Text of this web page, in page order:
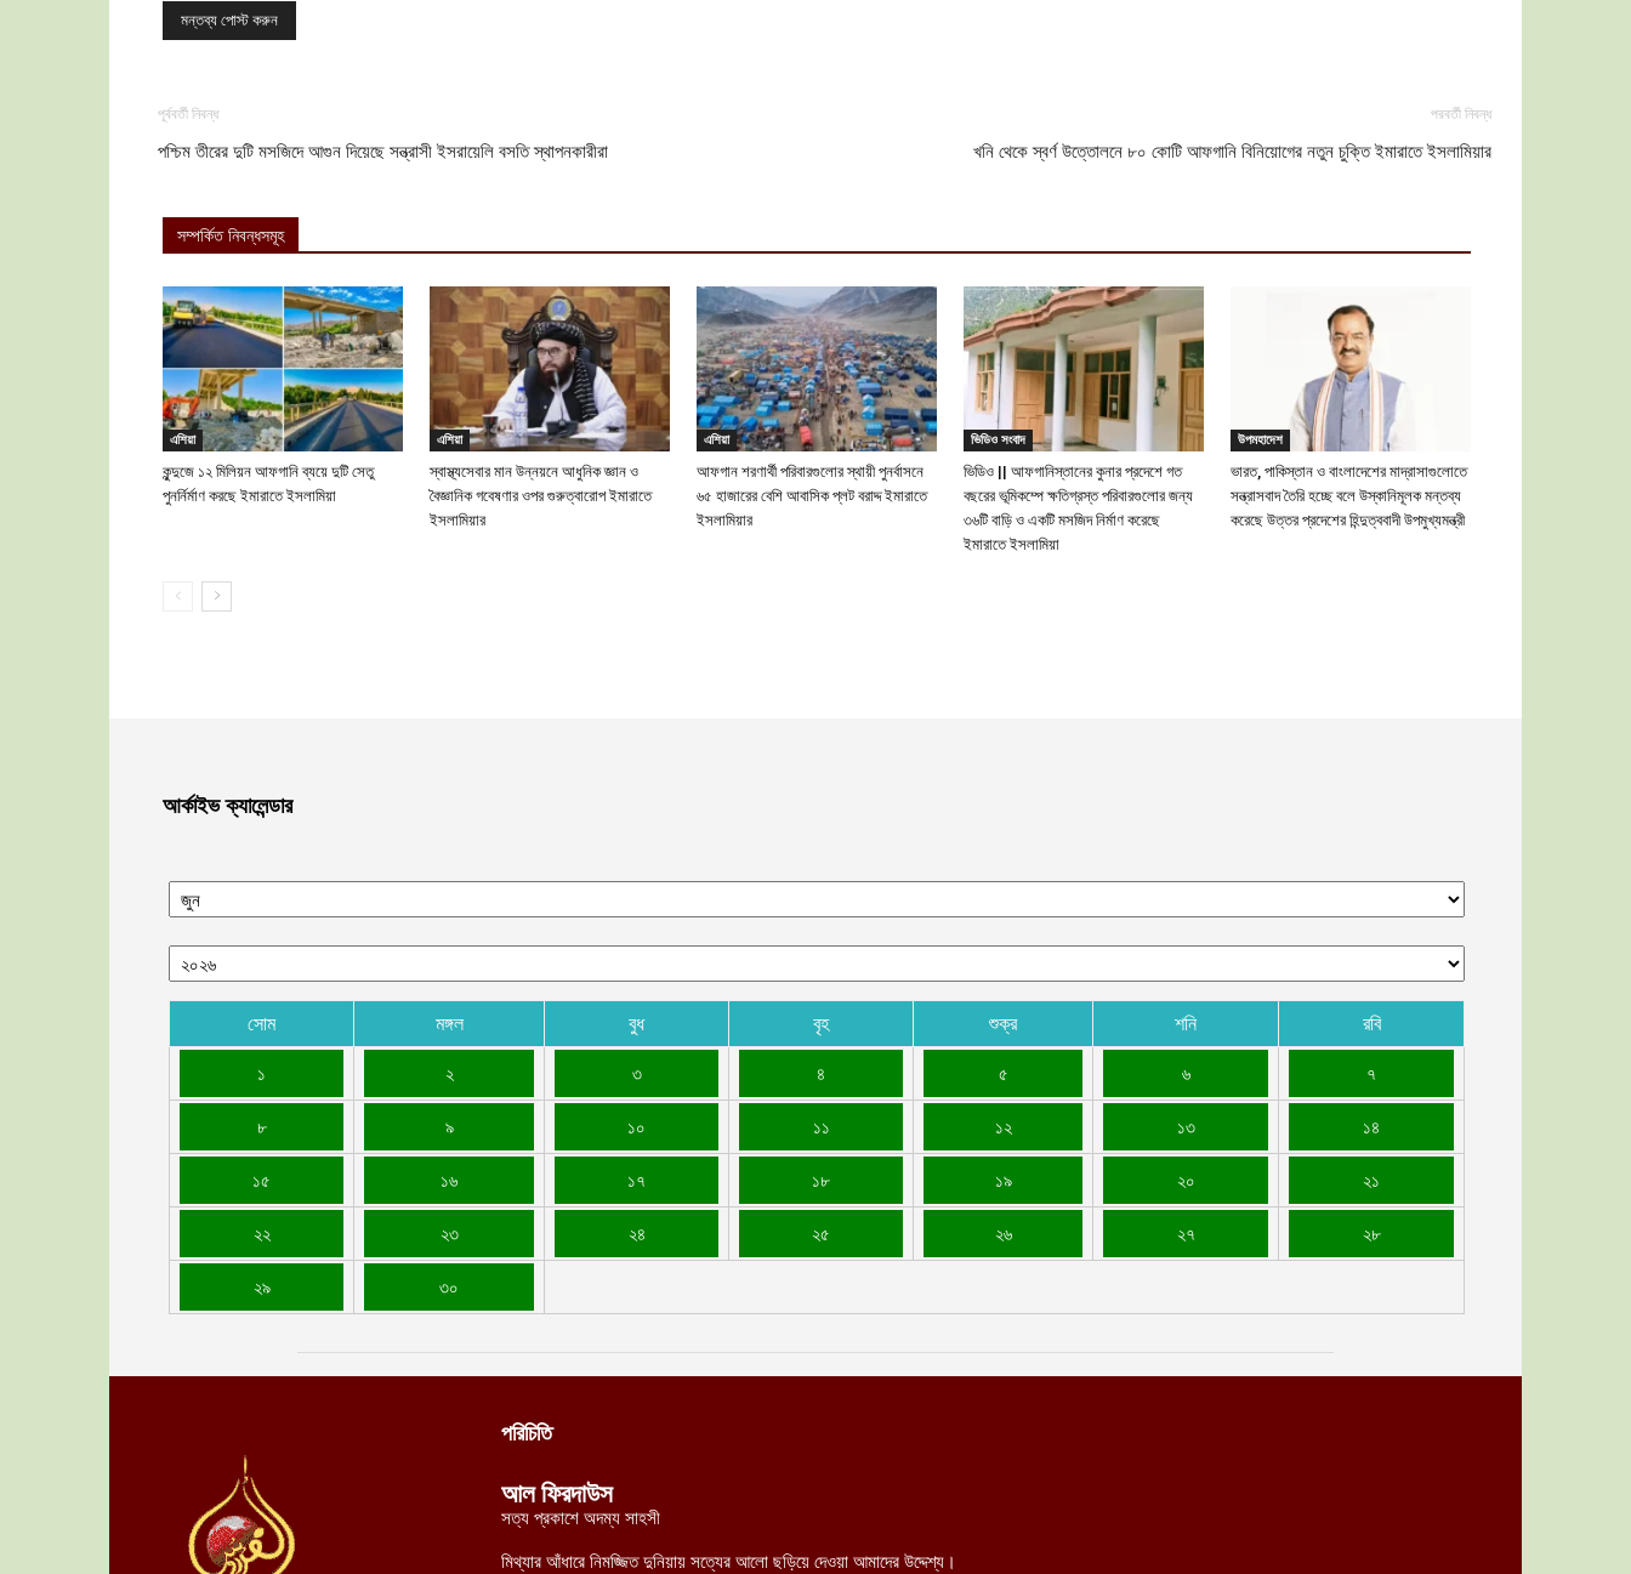
পূর্ববর্তী নিবন্ধ
পশ্চিম তীরের দুটি মসজিদে আগুন দিয়েছে সন্ত্রাসী ইসরায়েলি বসতি স্থাপনকারীরা
পরবর্তী নিবন্ধ
খনি থেকে স্বর্ণ উত্তোলনে ৮০ কোটি আফগানি বিনিয়োগের নতুন চুক্তি ইমারাতে ইসলামিয়ার
সম্পর্কিত নিবন্ধসমূহ
এশিয়া
কুন্দুজে ১২ মিলিয়ন আফগানি ব্যয়ে দুটি সেতু
পুনর্নির্মাণ করছে ইমারাতে ইসলামিয়া
এশিয়া
স্বাস্থ্যসেবার মান উন্নয়নে আধুনিক জ্ঞান ও
বৈজ্ঞানিক গবেষণার ওপর গুরুত্বারোপ ইমারাতে
ইসলামিয়ার
এশিয়া
আফগান শরণার্থী পরিবারগুলোর স্থায়ী পুনর্বাসনে
৬৫ হাজারের বেশি আবাসিক প্লট বরাদ্দ ইমারাতে
ইসলামিয়ার
ভিডিও সংবাদ
ভিডিও || আফগানিস্তানের কুনার প্রদেশে গত
বছরের ভূমিকম্পে ক্ষতিগ্রস্ত পরিবারগুলোর জন্য
৩৬টি বাড়ি ও একটি মসজিদ নির্মাণ করেছে
ইমারাতে ইসলামিয়া
উপমহাদেশ
ভারত, পাকিস্তান ও বাংলাদেশের মাদ্রাসাগুলোতে
সন্ত্রাসবাদ তৈরি হচ্ছে বলে উস্কানিমূলক মন্তব্য
করেছে উত্তর প্রদেশের হিন্দুত্ববাদী উপমুখ্যমন্ত্রী
আর্কাইভ ক্যালেন্ডার
সোম মঙ্গল বুধ বৃহ শুক্র শনি রবি
১ ২ ৩ ৪ ৫ ৬ ৭
৮ ৯ ১০ ১১ ১২ ১৩ ১৪
১৫ ১৬ ১৭ ১৮ ১৯ ২০ ২১
২২ ২৩ ২৪ ২৫ ২৬ ২৭ ২৮
২৯ ৩০
পরিচিতি
আল ফিরদাউস
সত্য প্রকাশে অদম্য সাহসী
মিথ্যার আঁধারে নিমজ্জিত দুনিয়ায় সত্যের আলো ছড়িয়ে দেওয়া আমাদের উদ্দেশ্য।